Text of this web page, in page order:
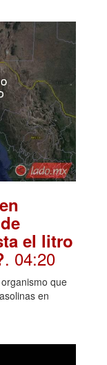
el litro
. 04:20
que
en